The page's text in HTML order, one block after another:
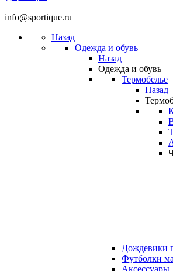
info@sportique.ru
Назад
Одежда и обувь
Назад
Одежда и обувь
Термобелье
Назад
Дождевики
Футболки
Аксессуары